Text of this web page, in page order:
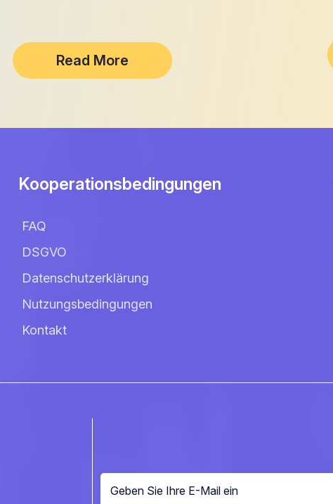
Read More
Kooperationsbedingungen
FAQ
DSGVO
Datenschutzerklärung
Nutzungsbedingungen
Kontakt